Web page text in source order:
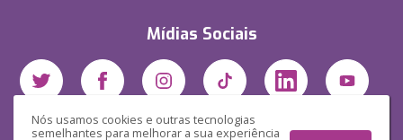
Nós usamos cookies e outras tecnologias
semelhantes para melhorar a sua experiência
Mídias Sociais